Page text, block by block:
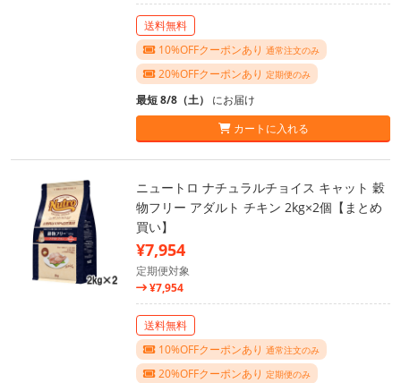
送料無料
10%OFFクーポンあり 通常注文のみ
20%OFFクーポンあり 定期便のみ
最短 8/8（土） にお届け
カートに入れる
ニュートロ ナチュラルチョイス キャット 穀
物フリー アダルト チキン 2kg×2個【まとめ
買い】
¥7,954
定期便対象
¥7,954
送料無料
10%OFFクーポンあり 通常注文のみ
20%OFFクーポンあり 定期便のみ